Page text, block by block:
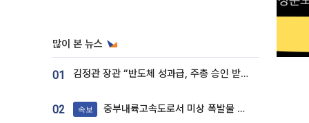
많이 본 뉴스
01 김정관 장관 “반도체 성과급, 주총 승인 받도록”…상법·자본시장법 개정 시사
02 속보 중부내륙고속도로서 미상 폭발물 발견